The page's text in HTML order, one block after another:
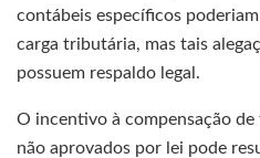
contábeis específicos
carga tributária, mas tais
possuem respaldo legal.
O incentivo à compensação
não aprovados por lei pode